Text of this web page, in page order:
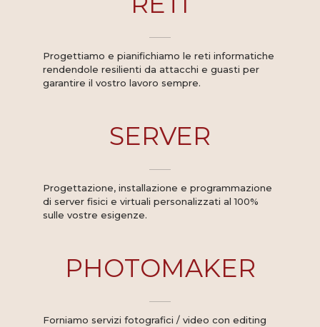
Progettiamo e pianifichiamo le reti informatiche
rendendole resilienti da attacchi e guasti per
garantire il vostro lavoro sempre.
SERVER
Progettazione, installazione e programmazione
di server fisici e virtuali personalizzati al 100%
sulle vostre esigenze.
PHOTOMAKER
Forniamo servizi fotografici / video con editing